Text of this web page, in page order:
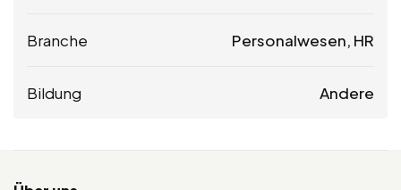
Branche Personalwesen, HR
Bildung Andere